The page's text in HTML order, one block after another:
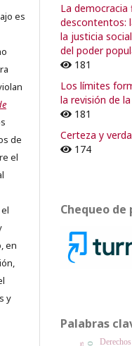
es
de
el
en
y
La democracia
descontentos:
la justicia
del poder
181
Los límites
la revisión de
181
Certeza y
174
Chequeo de
Palabras